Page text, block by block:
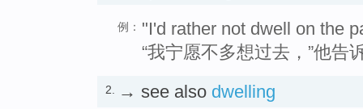
例： "I'd rather not dwell on the
“我宁愿不多想过去，”他告
2. → see also dwelling